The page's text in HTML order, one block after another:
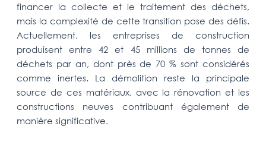
financer la collecte et le traitement des déchets,
mais la complexité de cette transition pose des défis.
Actuellement, les entreprises de construction
produisent entre 42 et 45 millions de tonnes de
déchets par an, dont près de 70 % sont considérés
comme inertes. La démolition reste la principale
source de ces matériaux, avec la rénovation et les
constructions neuves contribuant également de
manière significative.